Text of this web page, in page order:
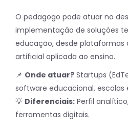
O pedagogo pode atuar no
implementação de soluções
educação, desde plataformas
artificial aplicada ao ensino.
📌 Onde atuar? Startups
software educacional, escolas
💡 Diferenciais: Perfil
ferramentas digitais.